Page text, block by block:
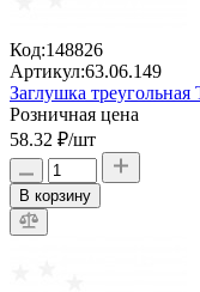
Код:148826
Артикул:63.06.149
Заглушка
Розничная цена
58.32 ₽/шт
В корзину